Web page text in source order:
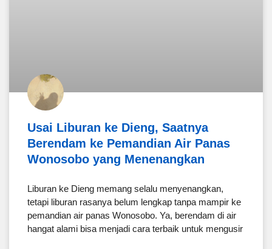
Usai Liburan ke Dieng, Saatnya
Berendam ke Pemandian Air Panas
Wonosobo yang Menenangkan
Liburan ke Dieng memang selalu menyenangkan,
tetapi liburan rasanya belum lengkap tanpa mampir ke
pemandian air panas Wonosobo. Ya, berendam di air
hangat alami bisa menjadi cara terbaik untuk mengusir